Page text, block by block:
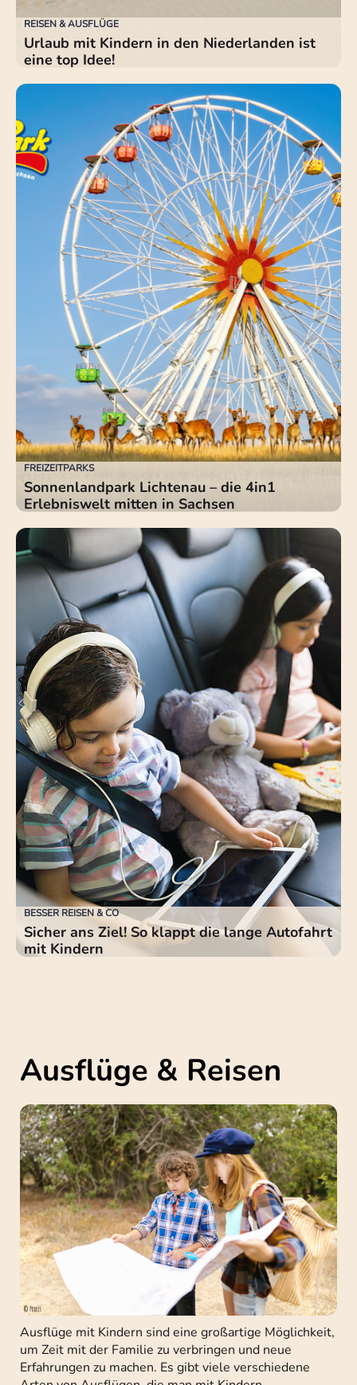
REISEN & AUSFLÜGE
Urlaub mit Kindern in den Niederlanden ist
eine top Idee!
FREIZEITPARKS
Sonnenlandpark Lichtenau – die 4in1
Erlebniswelt mitten in Sachsen
BESSER REISEN & CO
Sicher ans Ziel! So klappt die lange Autofahrt
mit Kindern
Ausflüge & Reisen
Ausflüge mit Kindern sind eine großartige Möglichkeit,
um Zeit mit der Familie zu verbringen und neue
Erfahrungen zu machen. Es gibt viele verschiedene